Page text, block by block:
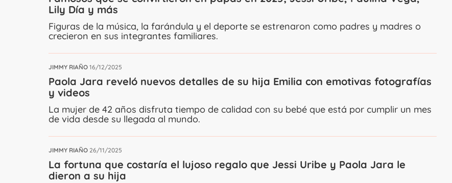
Lily Día y más
Figuras de la música, la farándula y el deporte se estrenaron como padres y madres o
crecieron en sus integrantes familiares.
JIMMY RIAÑO 16/12/2025
Paola Jara reveló nuevos detalles de su hija Emilia con emotivas fotografías
y videos
La mujer de 42 años disfruta tiempo de calidad con su bebé que está por cumplir un mes
de vida desde su llegada al mundo.
JIMMY RIAÑO 26/11/2025
La fortuna que costaría el lujoso regalo que Jessi Uribe y Paola Jara le
dieron a su hija